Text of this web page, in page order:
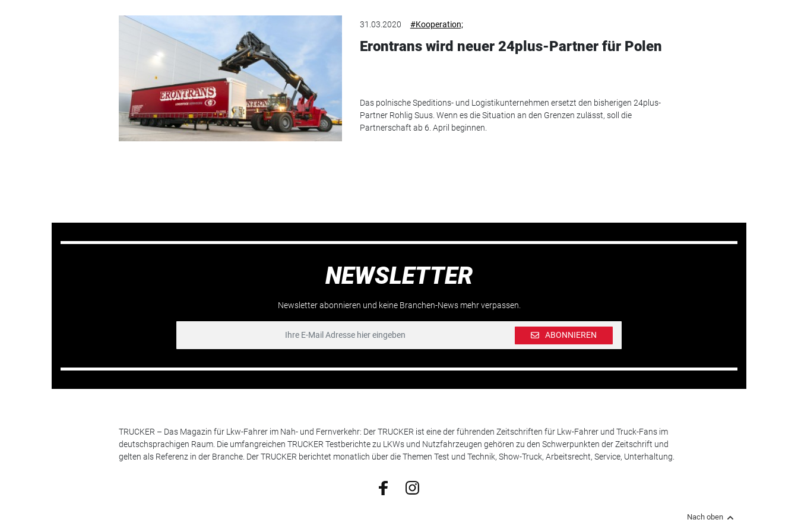
31.03.2020 #Kooperation;
Erontrans wird neuer 24plus-Partner für Polen
Das polnische Speditions- und Logistikunternehmen ersetzt den bisherigen 24plus-
Partner Rohlig Suus. Wenn es die Situation an den Grenzen zulässt, soll die
Partnerschaft ab 6. April beginnen.
NEWSLETTER
Newsletter abonnieren und keine Branchen-News mehr verpassen.
ABONNIEREN
TRUCKER – Das Magazin für Lkw-Fahrer im Nah- und Fernverkehr: Der TRUCKER ist eine der führenden Zeitschriften für Lkw-Fahrer und Truck-Fans im
deutschsprachigen Raum. Die umfangreichen TRUCKER Testberichte zu LKWs und Nutzfahrzeugen gehören zu den Schwerpunkten der Zeitschrift und
gelten als Referenz in der Branche. Der TRUCKER berichtet monatlich über die Themen Test und Technik, Show-Truck, Arbeitsrecht, Service, Unterhaltung.
Nach oben